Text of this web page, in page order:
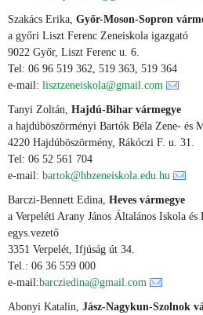
Szakács Erika, Győr-Moson-Sopron
a győri Liszt Ferenc Zeneiskola igazgató
9022 Győr, Liszt Ferenc u. 6.
Tel: 06 96 519 362, 519 363, 519 364
e-mail: lisztzeneiskola@gmail.com
Tanyi Zoltán, Hajdú-Bihar vármegye
a hajdúböszörményi Bartók Béla Zene- és
4220 Hajdúböszörmény, Rákóczi F. u. 31.
Tel: 06 52 561 704
e-mail: bartok@hbzeneiskola.edu.hu
Barczi-Bennett Edina, Heves vármegye
a Verpeléti Arany János Általános Iskola
egys.vezető
3351 Verpelét, Ifjúság út 34.
Tel.: 06 36 559 000
e-mail:barcziedina@gmail.com
Abonyi Katalin, Jász-Nagykun-Szolnok